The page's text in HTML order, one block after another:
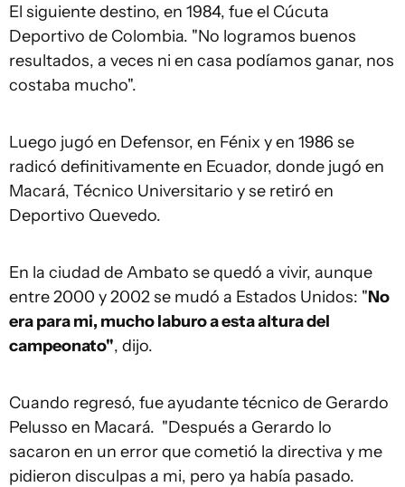
El siguiente destino, en 1984, fue el Cúcuta
Deportivo de Colombia. "No logramos buenos
resultados, a veces ni en casa podíamos ganar, nos
costaba mucho".
Luego jugó en Defensor, en Fénix y en 1986 se
radicó definitivamente en Ecuador, donde jugó en
Macará, Técnico Universitario y se retiró en
Deportivo Quevedo.
En la ciudad de Ambato se quedó a vivir, aunque
entre 2000 y 2002 se mudó a Estados Unidos: "No
era para mi, mucho laburo a esta altura del
campeonato", dijo.
Cuando regresó, fue ayudante técnico de Gerardo
Pelusso en Macará. "Después a Gerardo lo
sacaron en un error que cometió la directiva y me
pidieron disculpas a mi, pero ya había pasado.